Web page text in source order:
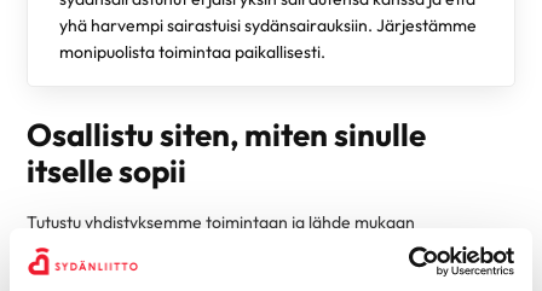
yhä harvempi sairastuisi sydänsairauksiin. Järjestämme
monipuolista toimintaa paikallisesti.
Osallistu siten, miten sinulle
itselle sopii
Tutustu yhdistyksemme toimintaan ja lähde mukaan
osallistumaan tai vaikka järjestämään toimintaa – ihan miten
vain itse haluat.